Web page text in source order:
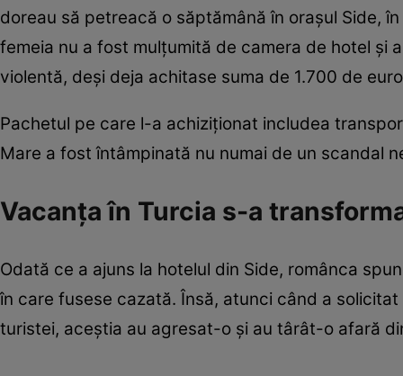
doreau să petreacă o săptămână în orașul Side,
femeia nu a fost mulțumită de camera de hotel și
violentă, deși deja achitase suma de 1.700 de
Pachetul pe care l-a achiziționat includea
Mare a fost întâmpinată nu numai de un scandal
Vacanța în Turcia s-a
Odată ce a ajuns la hotelul din Side, românca
în care fusese cazată. Însă, atunci când a
turistei, aceștia au agresat-o și au târât-o afară